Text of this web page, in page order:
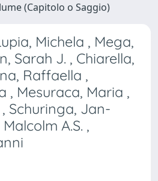
(Capitolo o Saggio)
Michela , Mega,
Sarah J. , Chiarella,
Raffaella ,
, Mesuraca, Maria ,
Schuringa, Jan-
A.S. ,